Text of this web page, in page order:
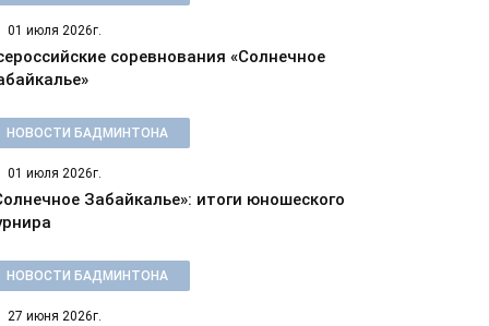
01 июля 2026г.
соревнования «Солнечное
НОВОСТИ БАДМИНТОНА
01 июля 2026г.
Забайкалье»: итоги юношеского
НОВОСТИ БАДМИНТОНА
27 июня 2026г.